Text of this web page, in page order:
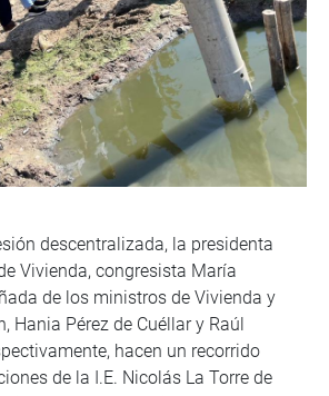
descentralizada, la presidenta
Vivienda, congresista María
de los ministros de Vivienda y
Hania Pérez de Cuéllar y Raúl
hacen un recorrido
de la I.E. Nicolás La Torre de